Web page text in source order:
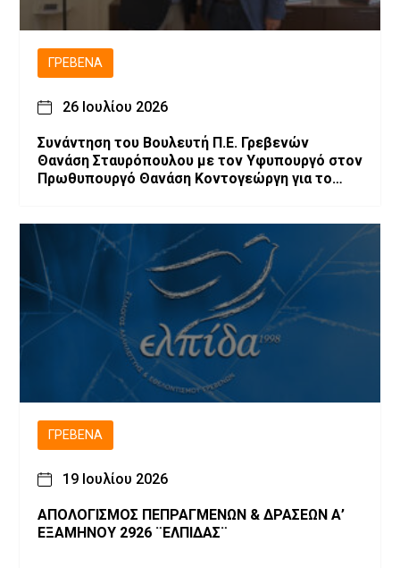
ΓΡΕΒΕΝΆ
26 Ιουλίου 2026
Συνάντηση του Βουλευτή Π.Ε. Γρεβενών
Θανάση Σταυρόπουλου με τον Υφυπουργό στον
Πρωθυπουργό Θανάση Κοντογεώργη για το
ΓΡΕΒΕΝΆ
19 Ιουλίου 2026
ΑΠΟΛΟΓΙΣΜΟΣ ΠΕΠΡΑΓΜΕΝΩΝ & ΔΡΑΣΕΩΝ Α’
ΕΞΑΜΗΝΟΥ 2926 ¨ΕΛΠΙΔΑΣ¨